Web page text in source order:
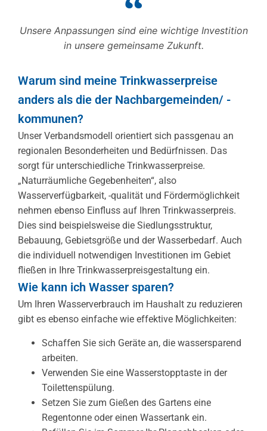
Unsere Anpassungen sind eine wichtige Investition
in unsere gemeinsame Zukunft.
Warum sind meine Trinkwasserpreise
anders als die der Nachbargemeinden/ -
kommunen?
Unser Verbandsmodell orientiert sich passgenau an
regionalen Besonderheiten und Bedürfnissen. Das
sorgt für unterschiedliche Trinkwasserpreise.
„Naturräumliche Gegebenheiten“, also
Wasserverfügbarkeit, -qualität und Fördermöglichkeit
nehmen ebenso Einfluss auf Ihren Trinkwasserpreis.
Dies sind beispielsweise die Siedlungsstruktur,
Bebauung, Gebietsgröße und der Wasserbedarf. Auch
die individuell notwendigen Investitionen im Gebiet
fließen in Ihre Trinkwasserpreisgestaltung ein.
Wie kann ich Wasser sparen?
Um Ihren Wasserverbrauch im Haushalt zu reduzieren
gibt es ebenso einfache wie effektive Möglichkeiten:
Schaffen Sie sich Geräte an, die wassersparend
arbeiten.
Verwenden Sie eine Wasserstopptaste in der
Toilettenspülung.
Setzen Sie zum Gießen des Gartens eine
Regentonne oder einen Wassertank ein.